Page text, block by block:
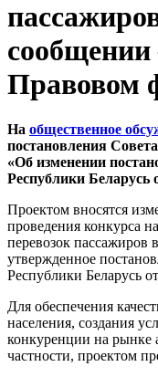
сообщении
Правовом
На общественное
постановления
«Об изменении
Республики Беларусь
Проектом вносятся
проведения конкурса
перевозок пассажиров
утвержденное
Республики Беларусь
Для обеспечения
населения, создания
конкуренции на рынке
частности, проектом